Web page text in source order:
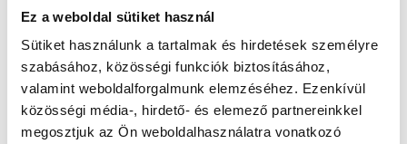
Ez a weboldal sütiket használ
Sütiket használunk a tartalmak és hirdetések személyre
szabásához, közösségi funkciók biztosításához,
valamint weboldalforgalmunk elemzéséhez. Ezenkívül
közösségi média-, hirdető- és elemező partnereinkkel
megosztjuk az Ön weboldalhasználatra vonatkozó
fehérarany
karikagyűrű
pár
fehérarany
karikagyűrű
pár
karikagyűrű